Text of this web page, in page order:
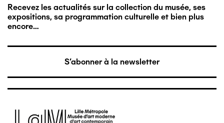
Recevez les actualités sur la collection du musée, ses
expositions, sa programmation culturelle et bien plus
encore…
S'abonner à la newsletter
Image